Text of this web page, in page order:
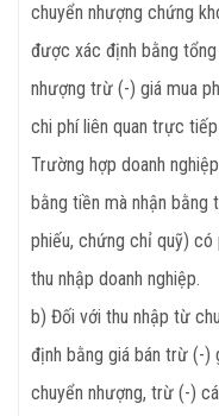
chuyển nhượng chứng
được xác định bằng
nhượng trừ (-) giá mua
chi phí liên quan trực
Trường hợp doanh
bằng tiền mà nhận bằng
phiếu, chứng chỉ quỹ) có
thu nhập doanh nghiệp.
b) Đối với thu nhập từ
định bằng giá bán trừ (-)
chuyển nhượng, trừ (-)